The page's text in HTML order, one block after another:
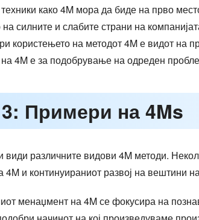
како 4M мора да биде на прво
силните и слабите страни на
користењето на методот 4M е видот на
4M е за подобрување на одреден
Примери на 4Ms
види различните видови 4M методи.
4M и континуираниот развој на вештини
менаџмент на 4M се фокусира на